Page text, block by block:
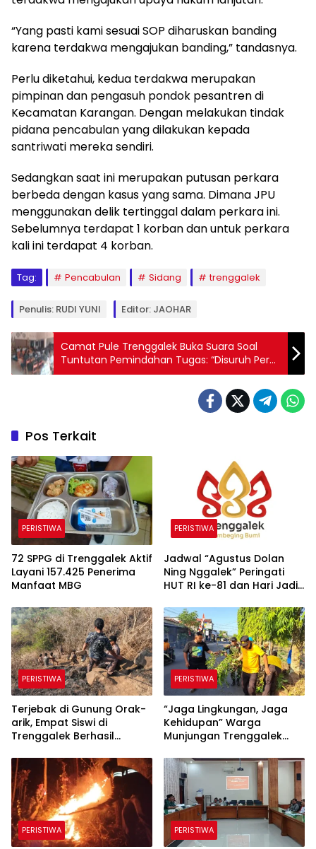
“Yang pasti kami sesuai SOP diharuskan banding
karena terdakwa mengajukan banding,” tandasnya.
Perlu diketahui, kedua terdakwa merupakan
pimpinan dan pengasuh pondok pesantren di
Kecamatan Karangan. Dengan melakukan tindak
pidana pencabulan yang dilakukan kepada
santriwati mereka sendiri.
Sedangkan saat ini merupakan putusan perkara
berbeda dengan kasus yang sama. Dimana JPU
menggunakan delik tertinggal dalam perkara ini.
Sebelumnya terdapat 1 korban dan untuk perkara
kali ini terdapat 4 korban.
Tag: Pencabulan Sidang trenggalek
Penulis: RUDI YUNI Editor: JAOHAR
Camat Pule Trenggalek Buka Suara Soal
Tuntutan Pemindahan Tugas: “Disuruh Pergi
Ya Pergi”
Pos Terkait
PERISTIWA
72 SPPG di Trenggalek Aktif
Layani 157.425 Penerima
Manfaat MBG
PERISTIWA
Jadwal “Agustus Dolan
Ning Nggalek” Peringati
HUT RI ke-81 dan Hari Jadi
PERISTIWA
Terjebak di Gunung Orak-
arik, Empat Siswi di
Trenggalek Berhasil
PERISTIWA
“​Jaga Lingkungan, Jaga
Kehidupan” Warga
Munjungan Trenggalek
Lewat Bersih Sungai dan
Donor Darah
PERISTIWA PERISTIWA